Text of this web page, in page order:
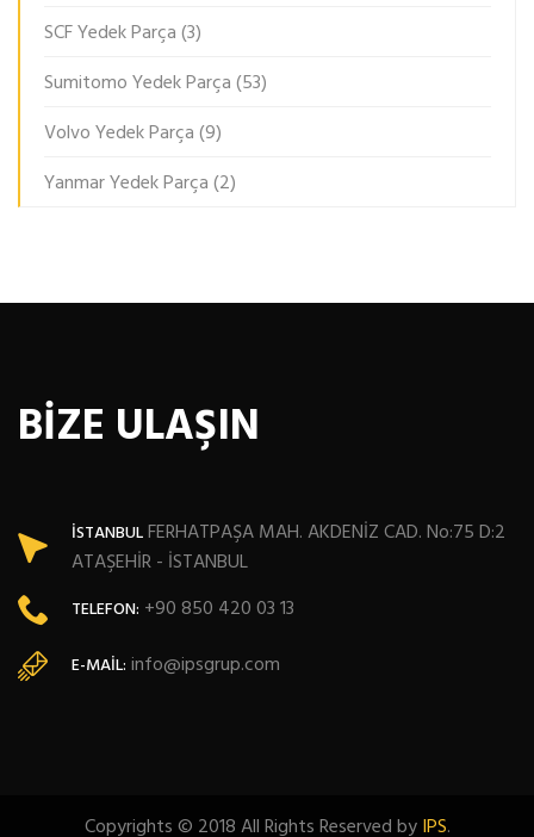
SCF Yedek Parça(3)
Sumitomo Yedek Parça(53)
Volvo Yedek Parça(9)
Yanmar Yedek Parça(2)
BİZE ULAŞIN
İSTANBULFERHATPAŞA MAH. AKDENİZ CAD. No:75 D:2
ATAŞEHİR - İSTANBUL
TELEFON: +90 850 420 03 13
E-MAIL: info@ipsgrup.com
Copyrights © 2018 All Rights Reserved byIPS.